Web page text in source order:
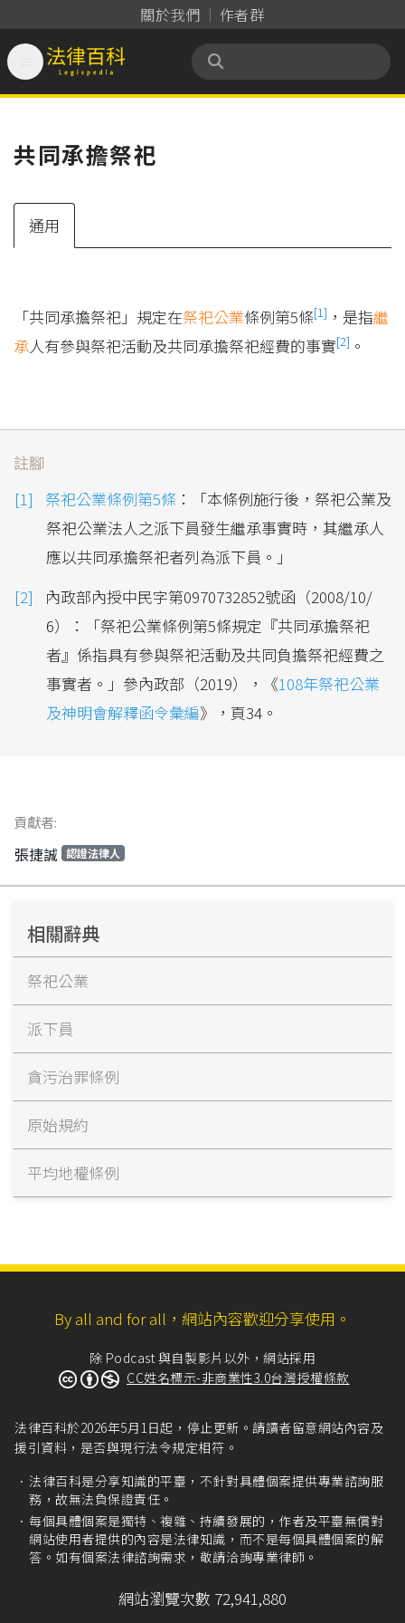
關於我們 作者群
法律百科 Legispedia
共同承擔祭祀
通用
「共同承擔祭祀」規定在祭祀公業條例第5條[1] ，是指繼
承人有參與祭祀活動及共同承擔祭祀經費的事實[2] 。
註腳
祭祀公業條例第5條 ：「本條例施行後，祭祀公業及
祭祀公業法人之派下員發生繼承事實時，其繼承人
應以共同承擔祭祀者列為派下員。」
內政部內授中民字第0970732852號函（2008/10/
6）：「祭祀公業條例第5條規定『共同承擔祭祀
者』係指具有參與祭祀活動及共同負擔祭祀經費之
事實者。」參內政部（2019），《108年祭祀公業
及神明會解釋函令彙編》，頁34。
貢獻者:
張捷誠 認證法律人
相關辭典
祭祀公業
派下員
貪污治罪條例
原始規約
平均地權條例
By all and for all，網站內容歡迎分享使用。
除 Podcast 與自製影片以外，網站採用
CC姓名標示-非商業性3.0台灣授權條款
法律百科於2026年5月1日起，停止更新。請讀者留意網站內容及
援引資料，是否與現行法令規定相符。
法律百科是分享知識的平臺，不針對具體個案提供專業諮詢服
務，故無法負保證責任。
每個具體個案是獨特、複雜、持續發展的，作者及平臺無償對
網站使用者提供的內容是法律知識，而不是每個具體個案的解
答。如有個案法律諮詢需求，敬請洽詢專業律師。
網站瀏覽次數 72,941,880